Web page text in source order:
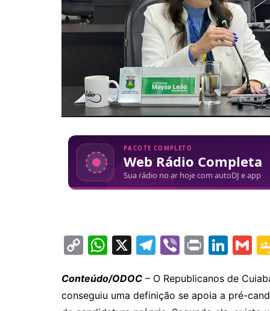
C
p
y
W
at
s
X
T
e
gr
Vi
er
Pr
t
Li
k
e
G
ai
l
Conteúdo/ODOC – O Republicanos de
conseguiu uma definição se apoia a pré-